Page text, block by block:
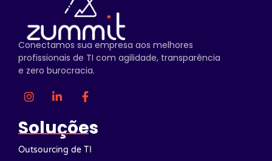
Conectamos sua empresa aos melhores
profissionais de TI com agilidade, transparência
e zero burocracia.
Soluções
Outsourcing de TI